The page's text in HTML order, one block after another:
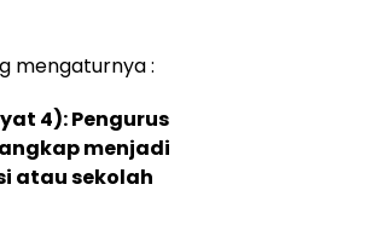
mengaturnya :
4): Pengurus
menjadi
atau sekolah